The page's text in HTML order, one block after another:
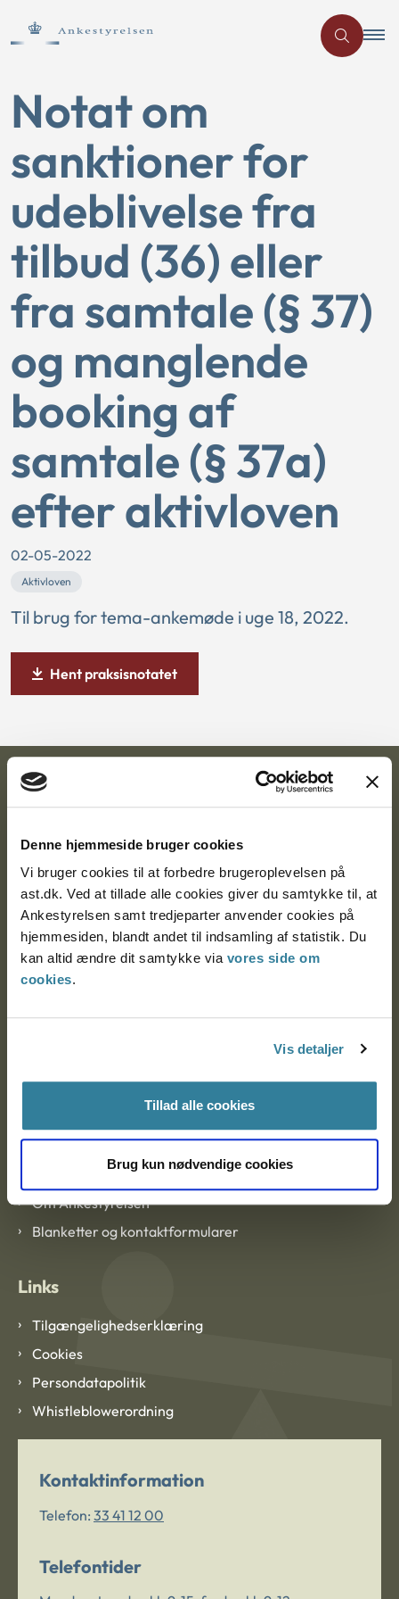
Denne hjemmeside bruger cookies
Vi bruger cookies til at forbedre brugeroplevelsen på
ast.dk. Ved at tillade alle cookies giver du samtykke til, at
Ankestyrelsen samt tredjeparter anvender cookies på
hjemmesiden, blandt andet til indsamling af statistik. Du
kan altid ændre dit samtykke via vores side om
cookies.
Vis detaljer
Tillad alle cookies
Brug kun nødvendige cookies
Notat om
sanktioner for
udeblivelse fra
tilbud (36) eller
fra samtale (§ 37)
og manglende
booking af
samtale (§ 37a)
efter aktivloven
02-05-2022
Aktivloven
Til brug for tema-ankemøde i uge 18, 2022.
Hent praksisnotatet
Ankestyrelsen
9000 Aalborg
Ankestyrelsen Aalborg
Om Ankestyrelsen
Om Ankestyrelsen
Blanketter og kontaktformularer
Links
Tilgængelighedserklæring
Cookies
Persondatapolitik
Whistleblowerordning
Kontaktinformation
Telefon: 33 41 12 00
Telefontider